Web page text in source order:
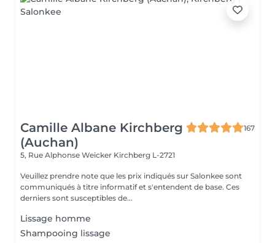
Camille Albane Kirchberg
(Auchan)
167
5, Rue Alphonse Weicker Kirchberg L-2721
Veuillez prendre note que les prix indiqués sur Salonkee sont
communiqués à titre informatif et s'entendent de base. Ces
derniers sont susceptibles de...
Lissage homme
Shampooing lissage